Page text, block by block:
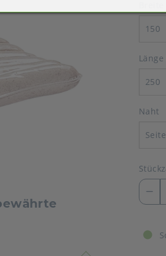
nicht überein
150
250
Naht